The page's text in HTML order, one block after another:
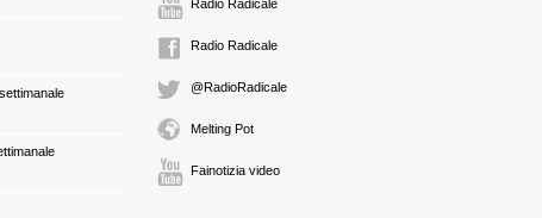
Radio Radicale
Radio Radicale
@RadioRadicale
Melting Pot
Fainotizia video